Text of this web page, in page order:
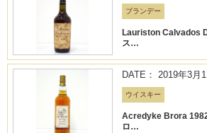
ブランデー
Lauriston Calvados
ス…
DATE： 2019年3月
ウイスキー
Acredyke Brora
ロ…